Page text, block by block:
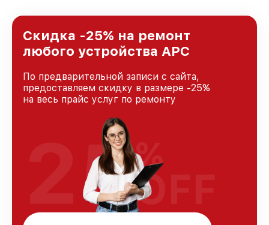
Нижнем Новгороде, постоянно повышая
уровень доверия и лояльности наших
клиентов.
Скидка -25% на ремонт
любого устройства APC
По предварительной записи с сайта,
предоставляем скидку в размере -25%
на весь прайс услуг по ремонту
25%
OFF